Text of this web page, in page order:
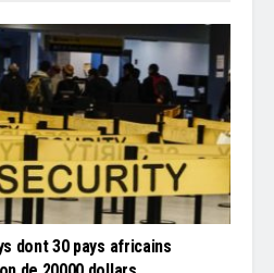
dont 30 pays africains